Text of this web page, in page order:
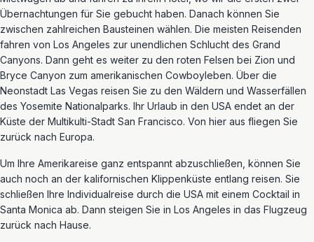
Übernachtungen für Sie gebucht haben. Danach können Sie
zwischen zahlreichen Bausteinen wählen. Die meisten Reisenden
fahren von Los Angeles zur unendlichen Schlucht des Grand
Canyons. Dann geht es weiter zu den roten Felsen bei Zion und
Bryce Canyon zum amerikanischen Cowboyleben. Über die
Neonstadt Las Vegas reisen Sie zu den Wäldern und Wasserfällen
des Yosemite Nationalparks. Ihr Urlaub in den USA endet an der
Küste der Multikulti-Stadt San Francisco. Von hier aus fliegen Sie
zurück nach Europa.
Um Ihre Amerikareise ganz entspannt abzuschließen, können Sie
auch noch an der kalifornischen Klippenküste entlang reisen. Sie
schließen Ihre Individualreise durch die USA mit einem Cocktail in
Santa Monica ab. Dann steigen Sie in Los Angeles in das Flugzeug
zurück nach Hause.